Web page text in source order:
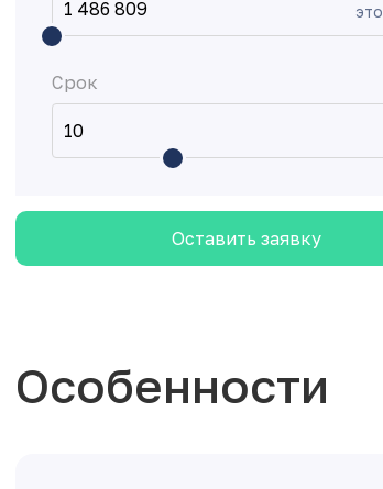
это
Срок
Оставить заявку
Особенности